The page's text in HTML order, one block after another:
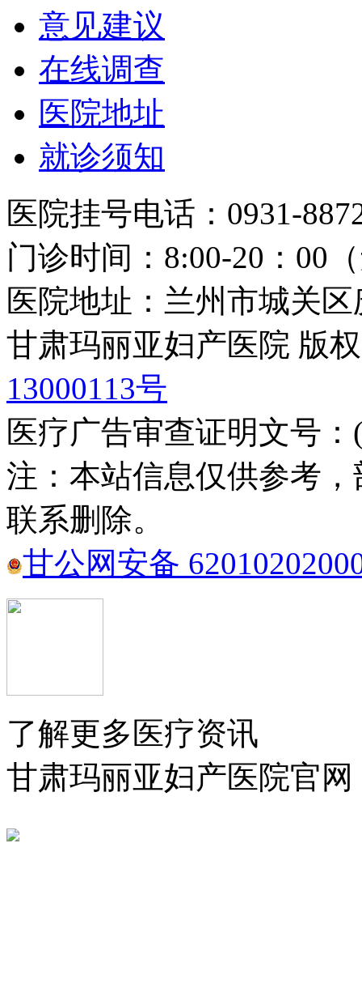
意见建议
在线调查
医院地址
就诊须知
医院挂号电话：0931-
门诊时间：8:00-20：00
医院地址：兰州市城关
甘肃玛丽亚妇产医院 版
13000113号
医疗广告审查证明文号
注：本站信息仅供参考
联系删除。
甘公网安备
了解更多医疗资讯
甘肃玛丽亚妇产医院官网